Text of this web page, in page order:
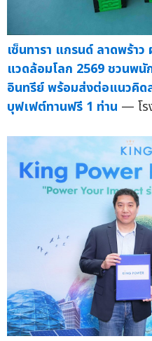
เซ็นทารา แกรนด์ ลาดพร้า
แวดล้อมโลก 2569 ชวนพนั
อินทรีย์ พร้อมส่งต่อแนวคิด
บุฟเฟต์ทานฟรี 1 ท่าน — โร